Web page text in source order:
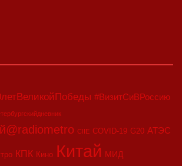
#ВизитСиВРоссию
CIIE COVID-19 G20 АТЭС
КПК Кино Китай МИД